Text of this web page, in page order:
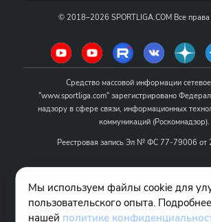
© 2018–2026 SPORTLIGA.COM Все
Средство массовой информации
"www.sportliga.com" зарегистрировано
надзору в сфере связи, информационных
коммуникаций (Роскомнадзор).
Реестровая запись Эл № ФС 77-79006 от
Название - www.sportliga.com
Учредитель СМИ сетевого издания
О.Н.
Мы используем файлы cookie для
пользовательского опыта.
нашей политике